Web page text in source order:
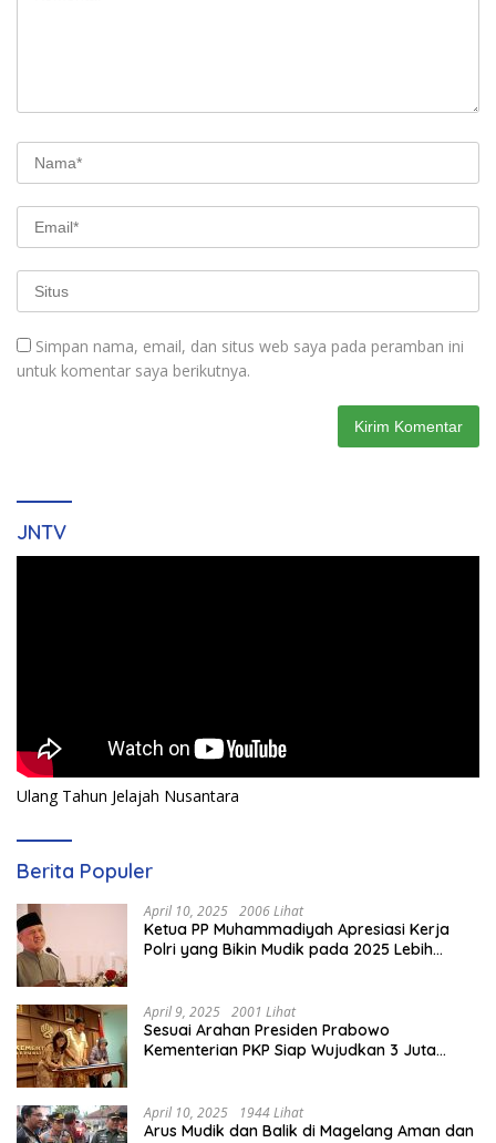
Simpan nama, email, dan situs web saya pada peramban ini
untuk komentar saya berikutnya.
JNTV
Ulang Tahun Jelajah Nusantara
Berita Populer
April 10, 2025 2006 Lihat
Ketua PP Muhammadiyah Apresiasi Kerja
Polri yang Bikin Mudik pada 2025 Lebih
April 9, 2025 2001 Lihat
Sesuai Arahan Presiden Prabowo
Kementerian PKP Siap Wujudkan 3 Juta
April 10, 2025 1944 Lihat
Arus Mudik dan Balik di Magelang Aman dan